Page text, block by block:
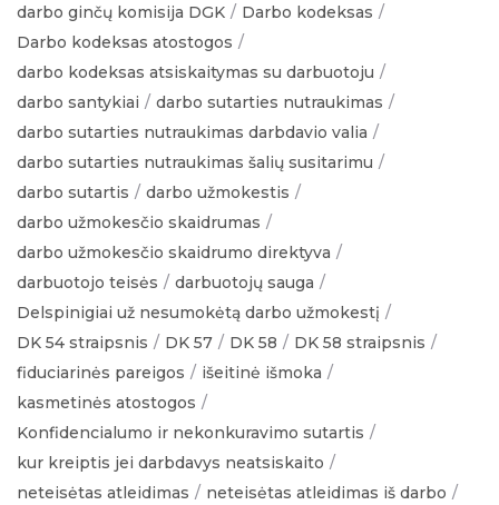
darbo ginčų komisija DGK
Darbo kodeksas
Darbo kodeksas atostogos
darbo kodeksas atsiskaitymas su darbuotoju
darbo santykiai
darbo sutarties nutraukimas
darbo sutarties nutraukimas darbdavio valia
darbo sutarties nutraukimas šalių susitarimu
darbo sutartis
darbo užmokestis
darbo užmokesčio skaidrumas
darbo užmokesčio skaidrumo direktyva
darbuotojo teisės
darbuotojų sauga
Delspinigiai už nesumokėtą darbo užmokestį
DK 54 straipsnis
DK 57 DK 58
DK 58 straipsnis
fiduciarinės pareigos
išeitinė išmoka
kasmetinės atostogos
Konfidencialumo ir nekonkuravimo sutartis
kur kreiptis jei darbdavys neatsiskaito
neteisėtas atleidimas
neteisėtas atleidimas iš darbo